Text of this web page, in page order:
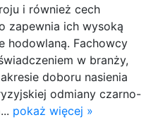
i również cech
zapewnia ich wysoką
hodowlaną. Fachowcy
w branży,
doboru nasienia
odmiany czarno-
pokaż więcej »